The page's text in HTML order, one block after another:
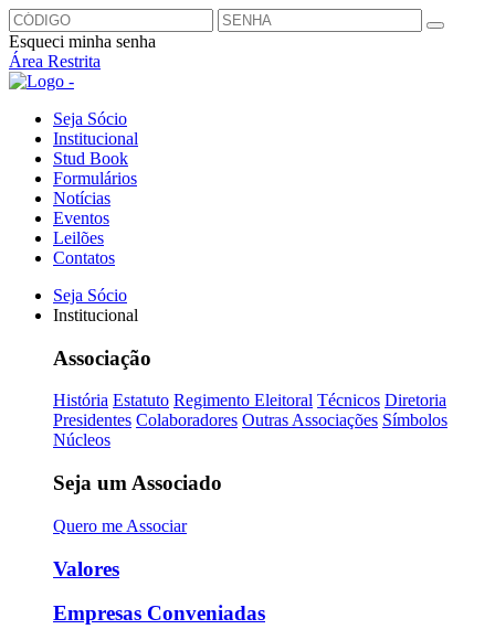
Esqueci minha senha
Área Restrita
Seja Sócio
Institucional
Stud Book
Formulários
Notícias
Eventos
Leilões
Contatos
Seja Sócio
Institucional
Associação
História Estatuto Regimento Eleitoral Técnicos Diretoria
Presidentes Colaboradores Outras Associações Símbolos
Núcleos
Seja um Associado
Quero me Associar
Valores
Empresas Conveniadas